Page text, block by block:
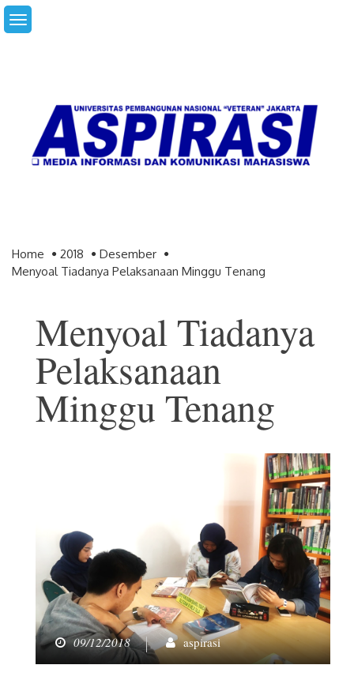
Skip
to
Home 2018
Desember
Menyoal Tiadanya Pelaksanaan Minggu Tenang
Menyoal Tiadanya
Pelaksanaan
Minggu Tenang
09/12/2018 aspirasi